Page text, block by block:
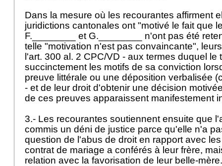
Dans la mesure où les recourantes affirment
juridictions cantonales ont "motivé le fait que
F.________ et G.________ n'ont pas été
telle "motivation n'est pas convaincante",
l'art. 300 al. 2 CPC/VD - aux termes duquel le
succinctement les motifs de sa conviction
preuve littérale ou une déposition verbalisée
- et de leur droit d'obtenir une décision
de ces preuves apparaissent manifestement
3.- Les recourantes soutiennent ensuite que
commis un déni de justice parce qu'elle n'a
question de l'abus de droit en rapport avec
contrat de mariage a conférés à leur frère,
relation avec la favorisation de leur belle-